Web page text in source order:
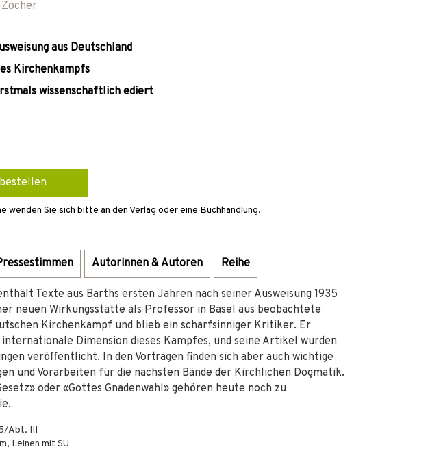
aus Deutschland
Kirchenkampfs
wissenschaftlich ediert
bestellen
wenden Sie sich bitte an den Verlag oder eine Buchhandlung.
Autorinnen & Autoren Reihe
Texte aus Barths ersten Jahren nach seiner Ausweisung 1935
neuen Wirkungsstätte als Professor in Basel aus beobachtete
Kirchenkampf und blieb ein scharfsinniger Kritiker. Er
Dimension dieses Kampfes, und seine Artikel wurden
veröffentlicht. In den Vorträgen finden sich aber auch wichtige
und Vorarbeiten für die nächsten Bände der Kirchlichen Dogmatik.
oder «Gottes Gnadenwahl» gehören heute noch zu
Abt. III
Leinen mit SU